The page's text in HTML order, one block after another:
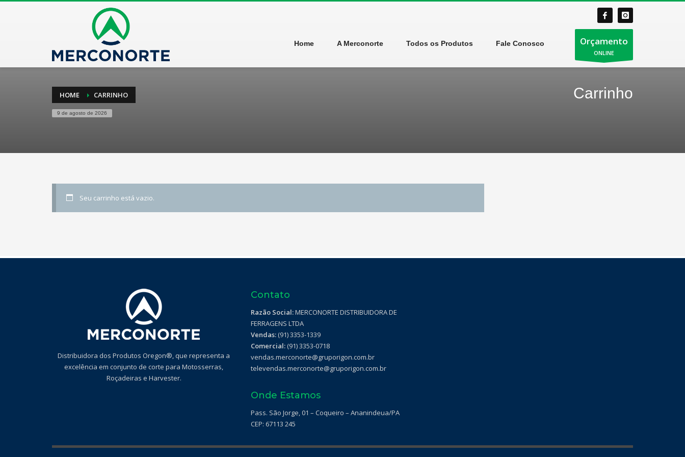
Home A Merconorte Todos os Produtos Fale Conosco Orçamento
ONLINE
HOME CARRINHO
9 de agosto de 2026
Carrinho
Seu carrinho está vazio.
Distribuidora dos Produtos Oregon®, que representa a
excelência em conjunto de corte para Motosserras,
Roçadeiras e Harvester.
Contato
Razão Social:MERCONORTE DISTRIBUIDORA DE
FERRAGENS LTDA
Vendas:(91) 3353-1339
Comercial:(91) 3353-0718
vendas.merconorte@gruporigon.com.br
televendas.merconorte@gruporigon.com.br
Onde Estamos
Pass. São Jorge, 01 – Coqueiro – Ananindeua/PA
CEP: 67113 245